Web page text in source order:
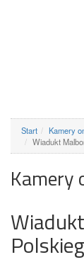
Start
Kamery
Wiadukt